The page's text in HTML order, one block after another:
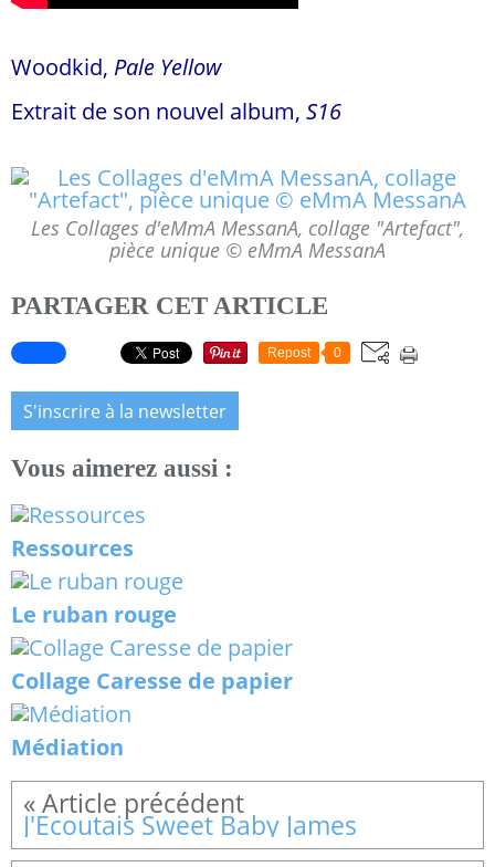
Woodkid, Pale Yellow
Extrait de son nouvel album, S16
Les Collages d'eMmA MessanA, collage "Artefact",
pièce unique © eMmA MessanA
PARTAGER CET ARTICLE
Repost 0
S'inscrire à la newsletter
Vous aimerez aussi :
Ressources
Le ruban rouge
Collage Caresse de papier
Médiation
J'Ecoutais Sweet Baby James